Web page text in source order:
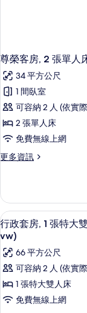
尊榮客房, 2 張單人
34 平方公尺
1 間臥室
可容納 2 人 (依實
2 張單人床
免費無線上網
更多資訊
更
客
房,
2
張
人
床
詳
情
顯
示
行
政
套
房,
3
行政套房, 1 張特大
vw)
66 平方公尺
可容納 2 人 (依實
1 張特大雙人床
免費無線上網